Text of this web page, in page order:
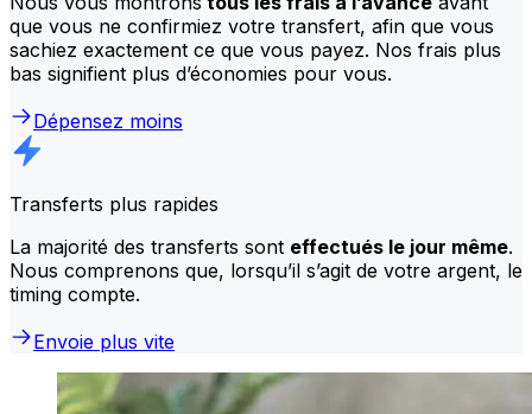
que vous ne confirmiez votre transfert, afin que vous
sachiez exactement ce que vous payez. Nos frais plus
bas signifient plus d’économies pour vous.
Dépensez moins
Transferts plus rapides
La majorité des transferts sont effectués le jour même.
Nous comprenons que, lorsqu’il s’agit de votre argent, le
timing compte.
Envoie plus vite